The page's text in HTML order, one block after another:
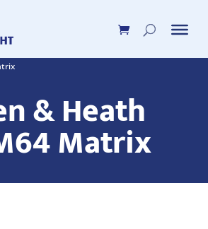
& Heath
Matrix